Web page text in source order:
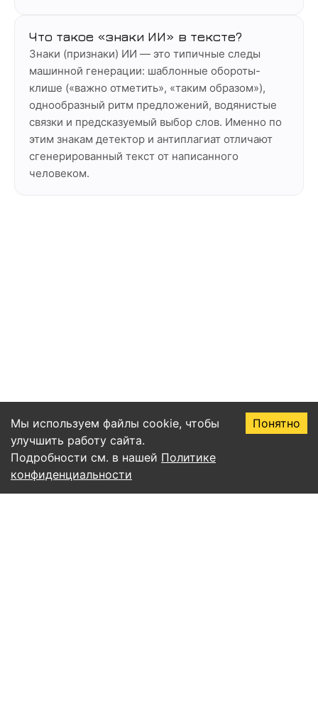
Что такое «знаки ИИ» в тексте?
Знаки (признаки) ИИ — это типичные следы
машинной генерации: шаблонные обороты-
клише («важно отметить», «таким образом»),
однообразный ритм предложений, водянистые
связки и предсказуемый выбор слов. Именно по
этим знакам детектор и антиплагиат отличают
сгенерированный текст от написанного
человеком.
Мы используем файлы cookie, чтобы
улучшить работу сайта.
Подробности см. в нашей Политике
конфиденциальности
Понятно